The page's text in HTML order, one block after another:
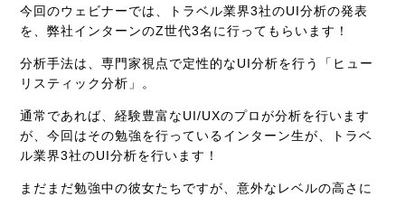
今回のウェビナーでは、トラベル業界3社のUI分析の発表
を、弊社インターンのZ世代3名に行ってもらいます！
分析手法は、専門家視点で定性的なUI分析を行う「ヒュー
リスティック分析」。
通常であれば、経験豊富なUI/UXのプロが分析を行います
が、今回はその勉強を行っているインターン生が、トラベ
ル業界3社のUI分析を行います！
まだまだ勉強中の彼女たちですが、意外なレベルの高さに